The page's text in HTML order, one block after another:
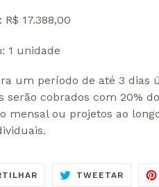
17.388,00
1 unidade
um período de até 3 dias
serão cobrados com 20%
mensal ou projetos ao
COMPARTILHE
TWEETAR TUITE